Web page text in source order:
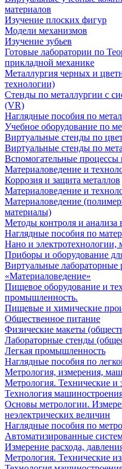
материалов
Изучение плоских фигур
Модели механизмов
Изучение зубьев
Готовые лаборатории по
прикладной механике
Металлургия черных и
технологии)
Cтенды по металлургии с
(VR)
Наглядные пособия по
Учебное оборудование по
Виртуальные стенды по
Виртуальные стенды по
Вспомогательные процессы
Материаловедение и
Коррозия и защита металлов
Материаловедение и
Материаловедение
материалы)
Методы контроля и анализа
Наглядные пособия по
Нано и электротехнологии,
Приборы и оборудование
Виртуальные
«Материаловедение»
Пищевое оборудование и
промышленность.
Пищевые и химические
Общественное питание
Физические макеты
Лабораторные стенды
Легкая промышленность
Наглядные пособия по
Метрология, измерения,
Метрология. Технические и
Технология
Основы метрологии.
неэлектрических величин
Наглядные пособия по
Автоматизированные
Измерение расхода,
Метрология. Технические